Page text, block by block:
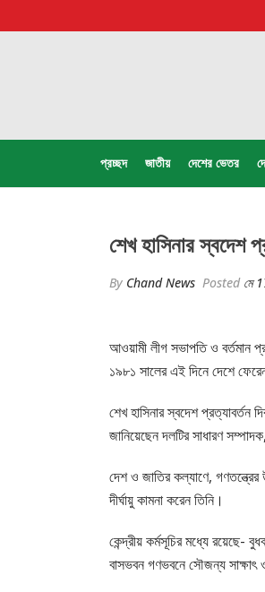
প্রচ্ছদ জাতীয় দেশের ভেতর
শেখ হাসিনার স্বদেশ
By Chand News Posted মে
আওয়ামী লীগ সভাপতি ও বর্তমান
১৯৮১ সালের এই দিনে দেশে
শেখ হাসিনার স্বদেশ প্রত্যাবর্তন
জানিয়েছেন দলটির সাধারণ
দেশ ও জাতির কল্যাণে, গণতন্ত্রের
দীর্ঘায়ু কামনা করেন তিনি।
কেন্দ্রীয় কর্মসূচির মধ্যে রয়েছে-
বাসভবন গণভবনে সৌজন্য সাক্ষাৎ